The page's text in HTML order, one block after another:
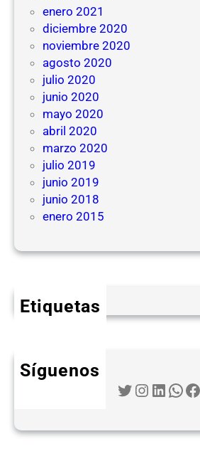
enero 2021
diciembre 2020
noviembre 2020
agosto 2020
julio 2020
junio 2020
mayo 2020
abril 2020
marzo 2020
julio 2019
junio 2019
junio 2018
enero 2015
Etiquetas
Síguenos
Twitter Instagram LinkedIn WhatsApp Facebook